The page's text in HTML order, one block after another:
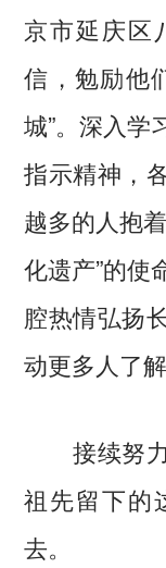
京市延庆区
信，勉励他
城”。深入学
指示精神，
越多的人抱
化遗产”的使
腔热情弘扬
动更多人了
接续努力
祖先留下的
去。